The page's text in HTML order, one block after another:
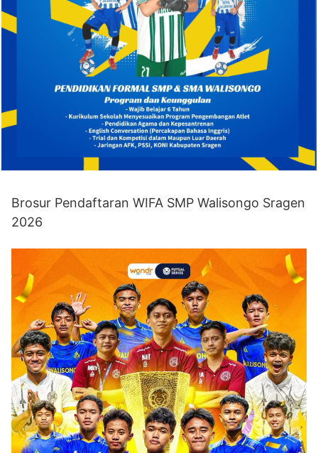
Brosur Pendaftaran WIFA SMP Walisongo Sragen
2026